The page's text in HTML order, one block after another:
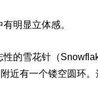
明显立体感。
性的雪花针（
近有一个镂空圆环